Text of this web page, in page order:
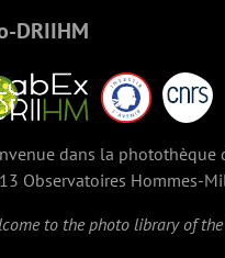
DRIIHM
dans la photothèque
Observatoires Hommes-
to the photo library of